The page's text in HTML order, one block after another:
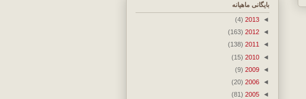
بایگانی ماهیانه
◄
2013
(4)
◄
2012
(163)
◄
2011
(138)
◄
2010
(15)
◄
2009
(9)
◄
2006
(20)
◄
2005
(81)